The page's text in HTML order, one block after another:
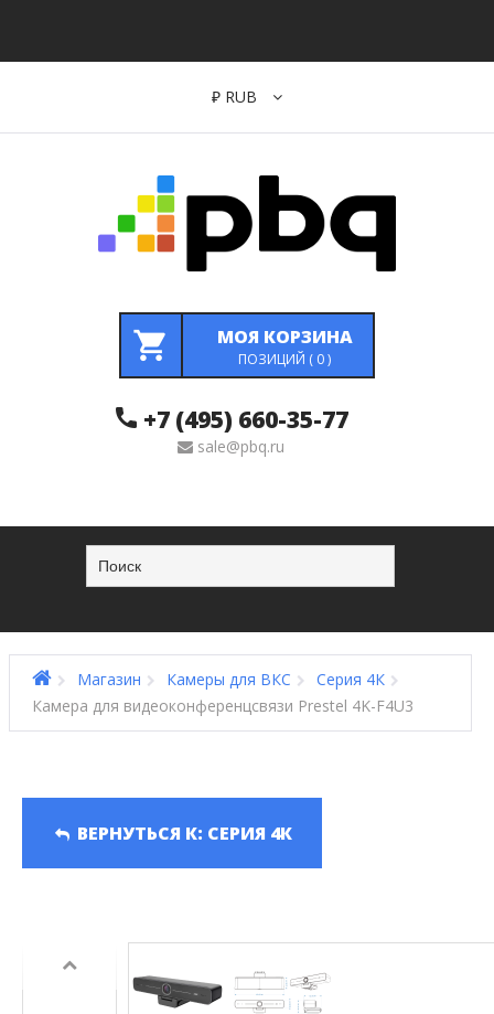
₽ RUB
МОЯ КОРЗИНА
ПОЗИЦИЙ ( 0)
+7 (495) 660-35-77
sale@pbq.ru
Магазин Камеры для ВКС
Серия 4К
Камера для видеоконференцсвязи Prestel 4K-F4U3
ВЕРНУТЬСЯ К: СЕРИЯ 4К